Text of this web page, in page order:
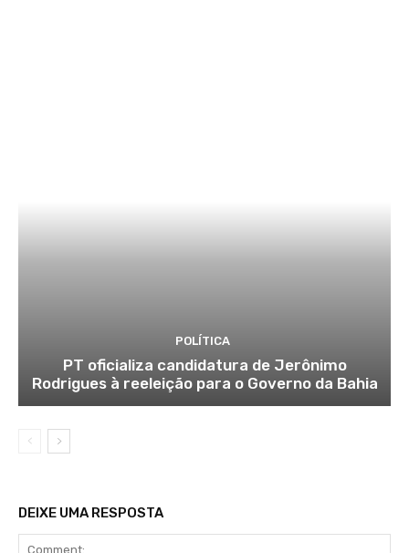
POLÍTICA
PT oficializa candidatura de Jerônimo
Rodrigues à reeleição para o Governo da Bahia
DEIXE UMA RESPOSTA